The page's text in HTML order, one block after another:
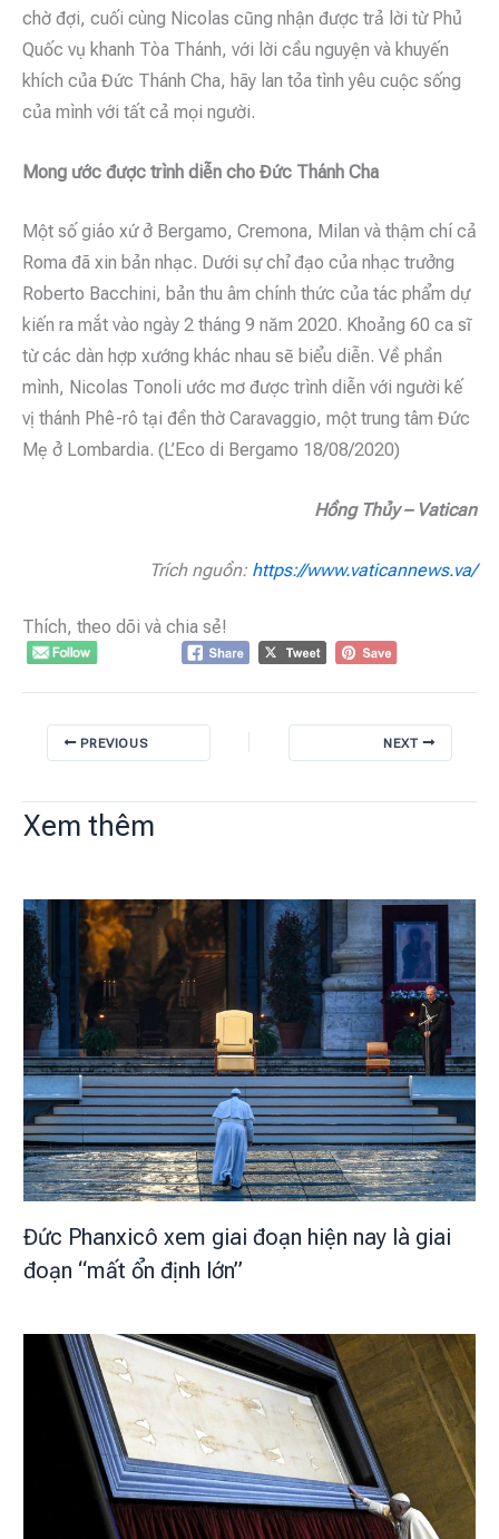
chờ đợi, cuối cùng Nicolas cũng nhận được trả lời từ Phủ
Quốc vụ khanh Tòa Thánh, với lời cầu nguyện và khuyến
khích của Đức Thánh Cha, hãy lan tỏa tình yêu cuộc sống
của mình với tất cả mọi người.
Mong ước được trình diễn cho Đức Thánh Cha
Một số giáo xứ ở Bergamo, Cremona, Milan và thậm chí cả
Roma đã xin bản nhạc. Dưới sự chỉ đạo của nhạc trưởng
Roberto Bacchini, bản thu âm chính thức của tác phẩm dự
kiến ra mắt vào ngày 2 tháng 9 năm 2020. Khoảng 60 ca sĩ
từ các dàn hợp xướng khác nhau sẽ biểu diễn. Về phần
mình, Nicolas Tonoli ước mơ được trình diễn với người kế
vị thánh Phê-rô tại đền thờ Caravaggio, một trung tâm Đức
Mẹ ở Lombardia. (L’Eco di Bergamo 18/08/2020)
Hồng Thủy – Vatican
Trích nguồn: https://www.vaticannews.va/
Thích, theo dõi và chia sẻ!
PREVIOUS NEXT
Xem thêm
Đức Phanxicô xem giai đoạn hiện nay là giai
đoạn “mất ổn định lớn”